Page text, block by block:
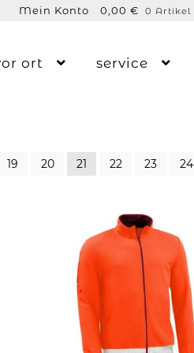
0,00 € 0 Artikel
Mein Konto
ort service
19 20 21 22 23 24